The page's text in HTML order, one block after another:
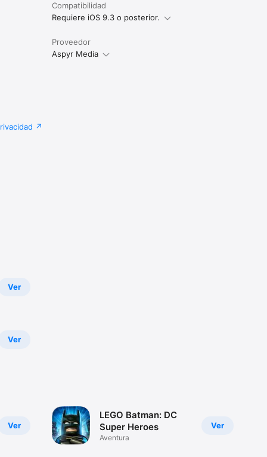
of
iPod
trade
Compatibilidad
Requiere iOS 9.3 o posterior.
Proveedor
Aspyr Media
Ver
Ver
Ver Ver
LEGO Batman: DC
Super Heroes
Aventura